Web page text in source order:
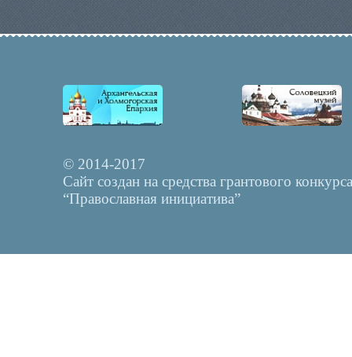
© 2014-2017
Сайт создан на средства грантового конкурса
“Православная инициатива”